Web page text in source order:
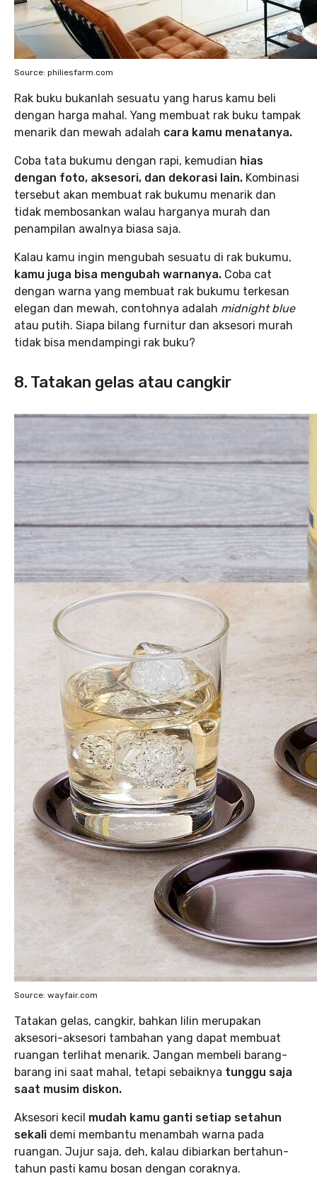
Source: philiesfarm.com
Rak buku bukanlah sesuatu yang harus kamu beli
dengan harga mahal. Yang membuat rak buku tampak
menarik dan mewah adalah cara kamu menatanya.
Coba tata bukumu dengan rapi, kemudian hias
dengan foto, aksesori, dan dekorasi lain. Kombinasi
tersebut akan membuat rak bukumu menarik dan
tidak membosankan walau harganya murah dan
penampilan awalnya biasa saja.
Kalau kamu ingin mengubah sesuatu di rak bukumu,
kamu juga bisa mengubah warnanya. Coba cat
dengan warna yang membuat rak bukumu terkesan
elegan dan mewah, contohnya adalah midnight blue
atau putih. Siapa bilang furnitur dan aksesori murah
tidak bisa mendampingi rak buku?
8. Tatakan gelas atau cangkir
Source: wayfair.com
Tatakan gelas, cangkir, bahkan lilin merupakan
aksesori-aksesori tambahan yang dapat membuat
ruangan terlihat menarik. Jangan membeli barang-
barang ini saat mahal, tetapi sebaiknya tunggu saja
saat musim diskon.
Aksesori kecil mudah kamu ganti setiap setahun
sekali demi membantu menambah warna pada
ruangan. Jujur saja, deh, kalau dibiarkan bertahun-
tahun pasti kamu bosan dengan coraknya.